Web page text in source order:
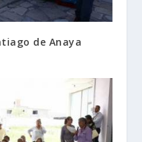
de Anaya